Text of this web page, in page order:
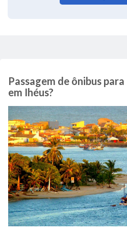
Passagem de ônibus
em Ihéus?